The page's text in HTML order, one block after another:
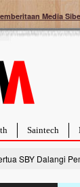
Media
Saintech
SBY Dalangi